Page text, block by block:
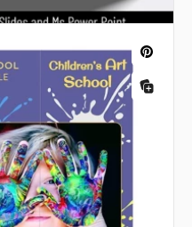
per promuovere la
istituzione
di Brochure
PowerPoint!